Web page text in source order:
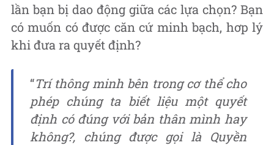
lần bạn bị dao động giữa các lựa chọn? Bạn
có muốn có được căn cứ minh bạch, hơp lý
khi đưa ra quyết định?
“Trí thông minh bên trong cơ thể cho
phép chúng ta biết liệu một quyết
định có đúng với bản thân mình hay
không?, chúng được gọi là Quyền